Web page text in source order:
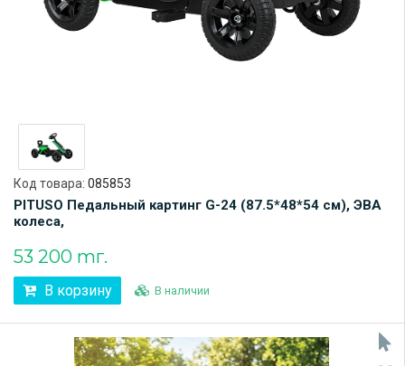
Код товара: 085853
PITUSO Педальный картинг G-24 (87.5*48*54 см), ЭВА
колеса,
53 200 тг.
В корзину В наличии